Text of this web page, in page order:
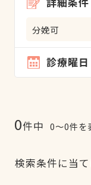
分娩可
診療曜日
0件中 0〜0件を
検索条件に当